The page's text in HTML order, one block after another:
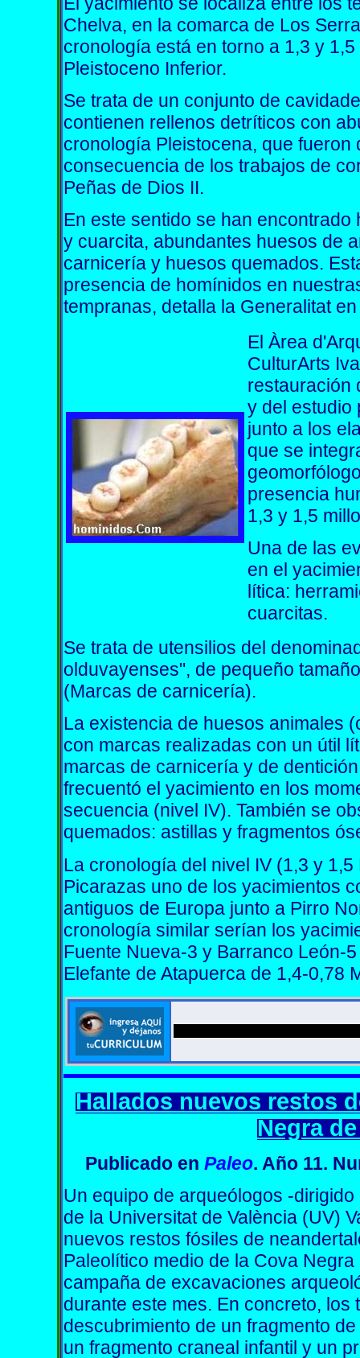
Chelva, en la comarca de Los
cronología está en torno a 1,3 y
Pleistoceno Inferior.
Se trata de un conjunto de
contienen rellenos detríticos con
cronología Pleistocena, que fueron
consecuencia de los trabajos de
Peñas de Dios II.
En este sentido se han
y cuarcita, abundantes huesos de
carnicería y huesos quemados.
presencia de homínidos en
tempranas, detalla la Generalitat
El Àrea
CulturArts
restauración
y del estudio
junto a los
que se
presencia
1,3 y 1,5
Una de las
en el
lítica:
cuarcitas.
Se trata de utensilios del
olduvayenses", de pequeño
(Marcas de carnicería).
La existencia de huesos animales
con marcas realizadas con un útil
marcas de carnicería y de
frecuentó el yacimiento en los
secuencia (nivel IV). También se
quemados: astillas y fragmentos
La cronología del nivel IV (1,3 y
Picarazas uno de los yacimientos
antiguos de Europa junto a Pirro
cronología similar serían los
Fuente Nueva-3 y Barranco León-
Elefante de Atapuerca de 1,4-0,78
Hallados nuevos restos
Negra
Publicado en Paleo. Año 11.
Un equipo de arqueólogos -
de la Universitat de València (UV)
nuevos restos fósiles de
Paleolítico medio de la Cova
campaña de excavaciones
durante este mes. En concreto, los
descubrimiento de un fragmento
un fragmento craneal infantil y un